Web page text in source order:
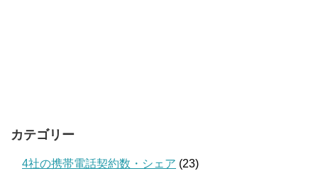
カテゴリー
4社の携帯電話契約数・シェア (23)